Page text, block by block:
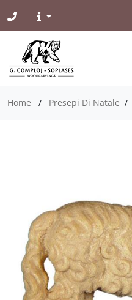
Home / Presepi Di Natale /